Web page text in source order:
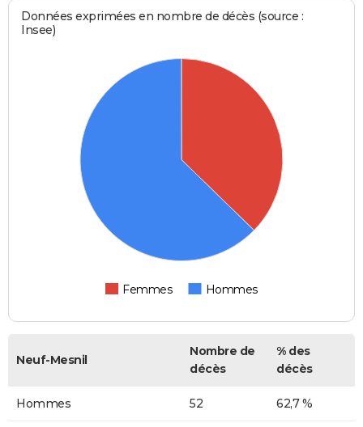
Données exprimées en nombre de décès (source :
Insee)
Femmes Hommes
Neuf-Mesnil
Nombre de
décès
% des
décès
Hommes 52 62,7 %